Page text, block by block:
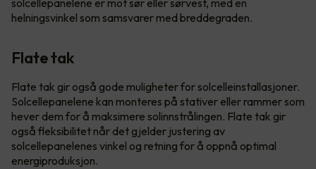
solcellepanelene er mot sør eller sørvest, med en
helningsvinkel som samsvarer med breddegraden.
Flate tak
Flate tak gir også gode muligheter for solcelleinstallasjoner.
Solcellepanelene kan monteres på stativer eller rammer som
hever dem for å maksimere solinnstrålingen. Flate tak gir
også fleksibilitet når det gjelder justering av
solcellepanelenes vinkel og retning for å oppnå optimal
energiproduksjon.